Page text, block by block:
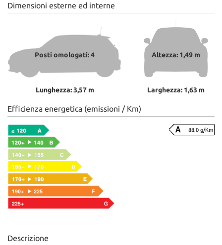
Dimensioni esterne ed interne
Posti omologati: 4
Lunghezza: 3,57 m
Altezza: 1,49 m
Larghezza: 1,63 m
Efficienza energetica (emissioni / Km)
88.0 g/Km
Descrizione